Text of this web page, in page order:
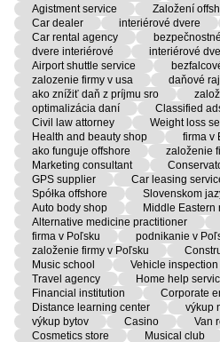
Agistment service
Založení
Car dealer
interiérové dvere
Car rental agency
dvere interiérové
interiérové
Airport shuttle service
zalozenie firmy v usa
daňové
ako znížiť daň z príjmu sro
optimalizácia daní
Classified
Civil law attorney
Weight loss
Health and beauty shop
firma v
ako funguje offshore
založenie
Marketing consultant
GPS supplier
Car leasing
Spółka offshore
Slovenskom
Auto body shop
Middle Eastern
Alternative medicine practitioner
firma v Poľsku
podnikanie v
založenie firmy v Poľsku
Music school
Vehicle inspection
Travel agency
Home help
Financial institution
Corporate
Distance learning center
výkup
výkup bytov
Casino
Van
Cosmetics store
Musical club